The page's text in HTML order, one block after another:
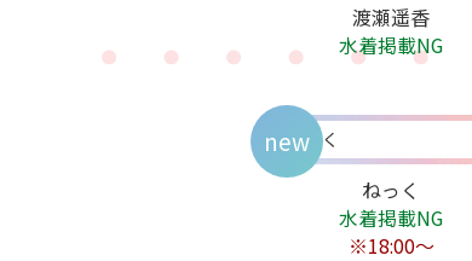
渡瀬遥香
水着掲載NG
ねっく
水着掲載NG
※18:00〜
new